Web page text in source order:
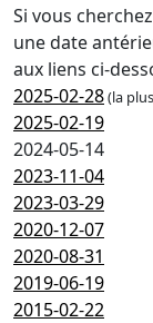
Si vous
une date
aux liens ci-
2025-02-28(la
2025-02-19
2024-05-14
2023-11-04
2023-03-29
2020-12-07
2020-08-31
2019-06-19
2015-02-22